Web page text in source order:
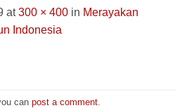
at300 × 400 in Merayakan
Indonesia
can post a comment